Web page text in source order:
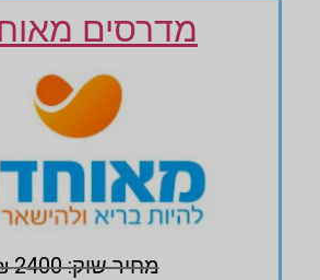
מדרסים
מחיר שוק: 2400 ₪